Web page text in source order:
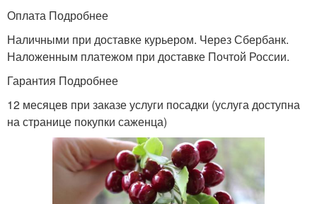
Оплата Подробнее
Наличными при доставке курьером. Через Сбербанк.
Наложенным платежом при доставке Почтой России.
Гарантия Подробнее
12 месяцев при заказе услуги посадки (услуга доступна
на странице покупки саженца)